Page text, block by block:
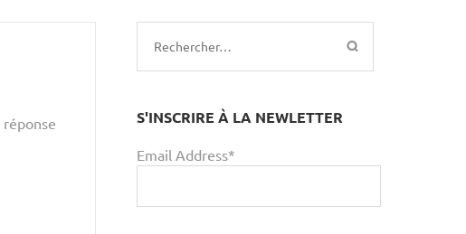
réponse
Rechercher :
S'INSCRIRE À LA NEWLETTER
Email Address*